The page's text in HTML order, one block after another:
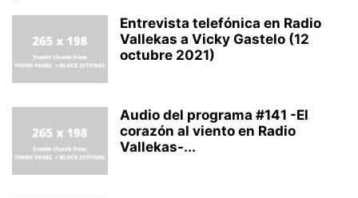
Entrevista telefónica en Radio
Vallekas a Vicky Gastelo (12
octubre 2021)
Audio del programa #141 -El
corazón al viento en Radio
Vallekas-...